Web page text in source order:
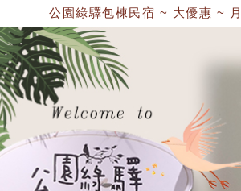
公園綠驛包棟民宿 ~ 大優惠 ~ 月底